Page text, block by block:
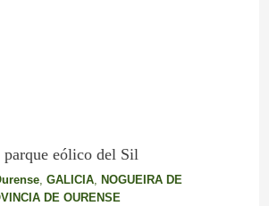
eólico del Sil
, GALICIA, NOGUEIRA DE
DE OURENSE